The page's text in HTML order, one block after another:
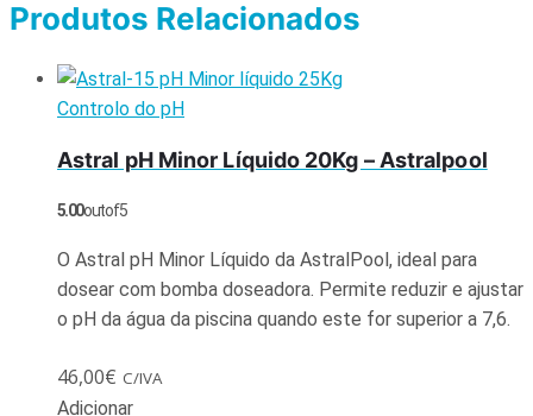
Produtos Relacionados
Controlo do pH
Astral pH Minor Líquido 20Kg – Astralpool
5.00out of 5
O Astral pH Minor Líquido da AstralPool, ideal para
dosear com bomba doseadora. Permite reduzir e ajustar
o pH da água da piscina quando este for superior a 7,6.
46,00€ C/IVA
Adicionar